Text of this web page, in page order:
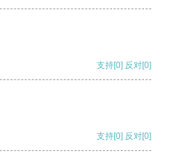
支持[0] 反对[0]
支持[0] 反对[0]